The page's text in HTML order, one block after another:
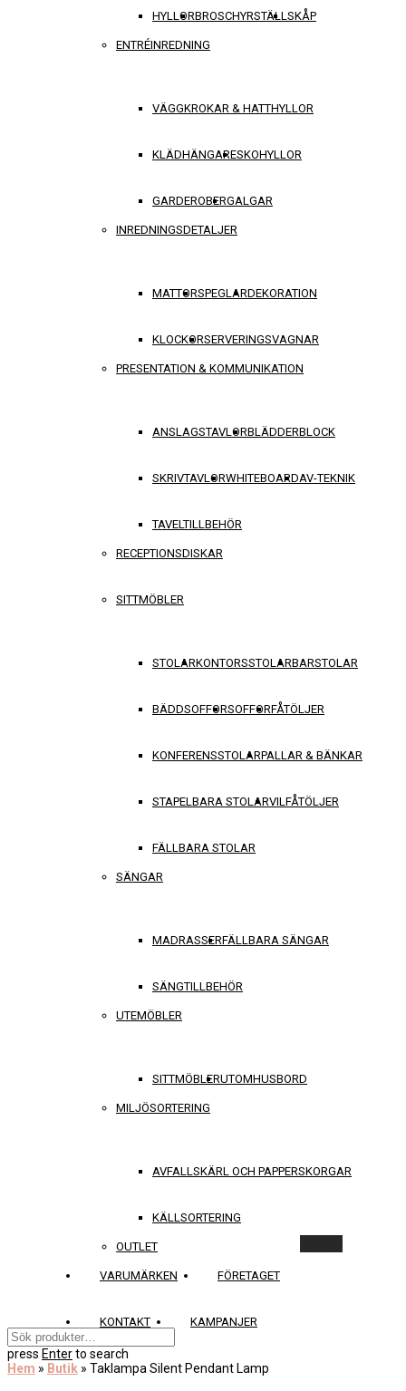
HYLLORBROSCHYRSTÄLLSKÅP
ENTRÉINREDNING
VÄGGKROKAR & HATTHYLLOR
KLÄDHÄNGARESKOHYLLOR
GARDEROBERGALGAR
INREDNINGSDETALJER
MATTORSPEGLARDEKORATION
KLOCKORSERVERINGSVAGNAR
PRESENTATION & KOMMUNIKATION
ANSLAGSTAVLORBLÄDDERBLOCK
SKRIVTAVLORWHITEBOARDAV-TEKNIK
TAVELTILLBEHÖR
RECEPTIONSDISKAR
SITTMÖBLER
STOLARKONTORSSTOLARBARSTOLAR
BÄDDSOFFORSOFFORFÅTÖLJER
KONFERENSSTOLARPALLAR & BÄNKAR
STAPELBARA STOLARVILFÅTÖLJER
FÄLLBARA STOLAR
SÄNGAR
MADRASSERFÄLLBARA SÄNGAR
SÄNGTILLBEHÖR
UTEMÖBLER
SITTMÖBLERUTOMHUSBORD
MILJÖSORTERING
AVFALLSKÄRL OCH PAPPERSKORGAR
KÄLLSORTERING
OUTLET
VARUMÄRKEN FÖRETAGET
KONTAKT KAMPANJER
press Enterto search
Hem » Butik » Taklampa Silent Pendant Lamp